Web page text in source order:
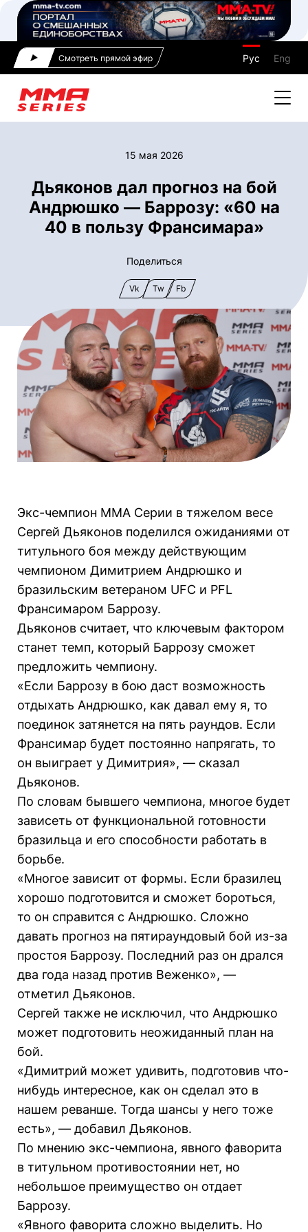
Смотреть прямой эфир Рус Eng
15 мая 2026
Дьяконов дал прогноз на бой
Андрюшко — Баррозу: «60 на
40 в пользу Франсимара»
Поделиться
Vk Tw Fb
Экс-чемпион ММА Серии в тяжелом весе
Сергей Дьяконов поделился ожиданиями от
титульного боя между действующим
чемпионом Димитрием Андрюшко и
бразильским ветераном UFC и PFL
Франсимаром Баррозу.
Дьяконов считает, что ключевым фактором
станет темп, который Баррозу сможет
предложить чемпиону.
«Если Баррозу в бою даст возможность
отдыхать Андрюшко, как давал ему я, то
поединок затянется на пять раундов. Если
Франсимар будет постоянно напрягать, то
он выиграет у Димитрия», — сказал
Дьяконов.
По словам бывшего чемпиона, многое будет
зависеть от функциональной готовности
бразильца и его способности работать в
борьбе.
«Многое зависит от формы. Если бразилец
хорошо подготовится и сможет бороться,
то он справится с Андрюшко. Сложно
давать прогноз на пятираундовый бой из-за
простоя Баррозу. Последний раз он дрался
два года назад против Веженко», —
отметил Дьяконов.
Сергей также не исключил, что Андрюшко
может подготовить неожиданный план на
бой.
«Димитрий может удивить, подготовив что-
нибудь интересное, как он сделал это в
нашем реванше. Тогда шансы у него тоже
есть», — добавил Дьяконов.
По мнению экс-чемпиона, явного фаворита
в титульном противостоянии нет, но
небольшое преимущество он отдает
Баррозу.
«Явного фаворита сложно выделить. Но